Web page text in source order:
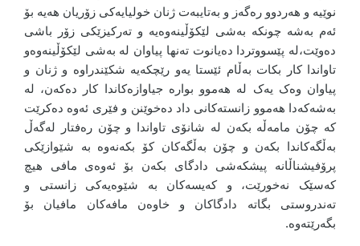
نوێیە و هەردوو رەگەز و بەتایبەت ژنان خولیایەکی زۆریان هەیە بۆ
ئەم بەشە چونکە بەشی لێکۆڵینەوەیە و تەرکیزێکی زۆر باشی
دەوێت،لە پێسووتردا دەیانوت تەنها پیاوان لە بەشی لێکۆڵینەوەو
تاواندا کار بکات بەڵام ئێستا یەو رێچکەیە شکێندراوە و ژنان و
پیاوان وەک یەک لە هەموو بوارە جیاوازەکاندا کار دەکەن، لە
بەشەکەدا هەموو زانستەکانی داد دەخوێنن و فێری ئەوە دەکرێت
کە چۆن مامەڵە بکەن لە شانۆی تاواندا و چۆن رەفتار لەگەڵ
بەڵگەکاندا بکەن و چۆن بەڵگەکان کۆ بکەنەوە بە شێوازێکی
پرۆفیشناڵانە پیشکەشی دادگای بکەن بۆ ئەوەی مافی هیچ
کەسێک نەخورێت، و کەیسەکان بە شێوەیەکی زانستی و
تەندروستی بگاتە دادگاکان و خاوەن مافەکان مافیان بۆ
بگەرێتەوە.